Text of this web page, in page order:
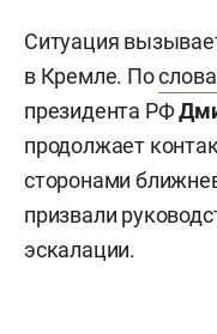
Ситуация
в Кремле. По
президента РФ
продолжает
сторонами
призвали
эскалации.